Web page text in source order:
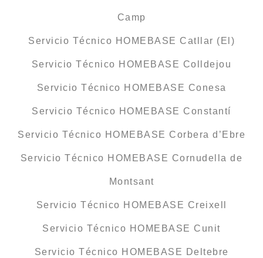
Camp
Servicio Técnico HOMEBASE Catllar (El)
Servicio Técnico HOMEBASE Colldejou
Servicio Técnico HOMEBASE Conesa
Servicio Técnico HOMEBASE Constantí
Servicio Técnico HOMEBASE Corbera d’Ebre
Servicio Técnico HOMEBASE Cornudella de
Montsant
Servicio Técnico HOMEBASE Creixell
Servicio Técnico HOMEBASE Cunit
Servicio Técnico HOMEBASE Deltebre